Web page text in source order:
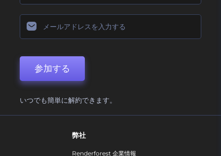
参加する
いつでも簡単に解約できます。
弊社
Renderforest 企業情報